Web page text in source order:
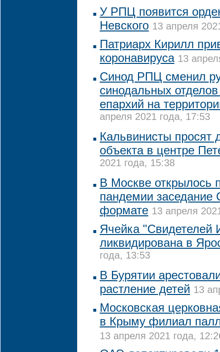
У РПЦ появится
Невского 13 апреля
Патриарх Кирилл
коронавируса 13
Синод РПЦ сменил
синодальных
епархий на
апреля 2021 года, 17:53
Кальвинисты просят
объекта в центре
2021 года, 15:38
В Москве открылось
пандемии заседание
формате 13 апреля
Ячейка "Свидетелей
ликвидирована в
года, 13:53
В Бурятии
растление детей 13
Московская
в Крыму филиал
13 апреля 2021 года,